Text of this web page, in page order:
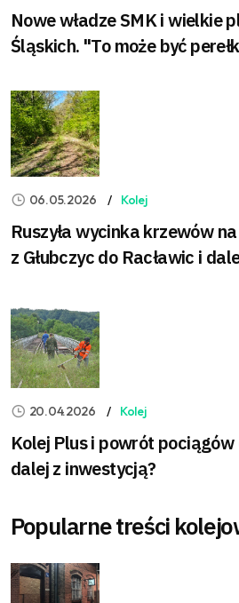
Nowe władze SMK i wielkie
Śląskich. "To może być
06.05.2026 Kolej
Ruszyła wycinka krzewów
z Głubczyc do Racławic i
20.04.2026 Kolej
Kolej Plus i powrót pociągów
dalej z inwestycją?
Popularne treści